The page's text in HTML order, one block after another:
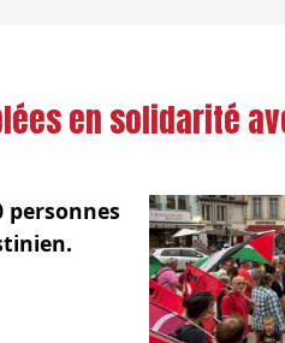
en solidarité
personnes